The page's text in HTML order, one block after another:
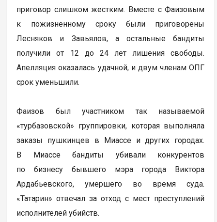
приговор слишком жестким. Вместе с Фаизовым
к пожизненному сроку были приговорены
Лесняков и Завьялов, а остальные бандиты
получили от 12 до 24 лет лишения свободы.
Апелляция оказалась удачной, и двум членам ОПГ
срок уменьшили.
Фаизов был участником так называемой
«турбазовской» группировки, которая выполняла
заказы пушкинцев в Миассе и других городах.
В Миассе бандиты убивали конкурентов
по бизнесу бывшего мэра города Виктора
Ардабьевского, умершего во время суда.
«Татарин» отвечал за отход с мест преступлений
исполнителей убийств.